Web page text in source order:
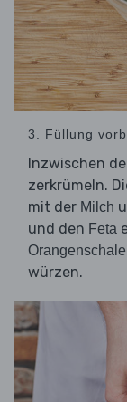
3. Füllung
Inzwischen
zerkrümeln.
mit der Milch
und den Feta
Orangenschale
würzen.